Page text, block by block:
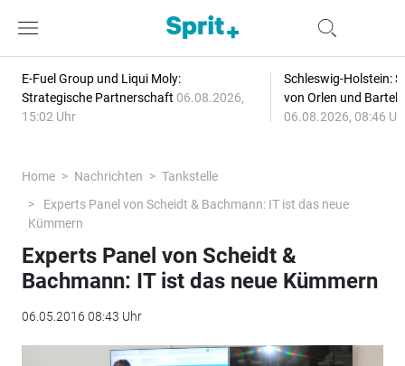
E-Fuel Group und Liqui Moly:
Strategische Partnerschaft 06.08.2026,
15:02 Uhr
Schleswig-Holstein:
von Orlen und
06.08.2026, 08:46
Home Nachrichten
Tankstelle
Experts Panel von Scheidt & Bachmann: IT ist das neue
Kümmern
Experts Panel von Scheidt &
Bachmann: IT ist das neue Kümmern
06.05.2016 08:43 Uhr